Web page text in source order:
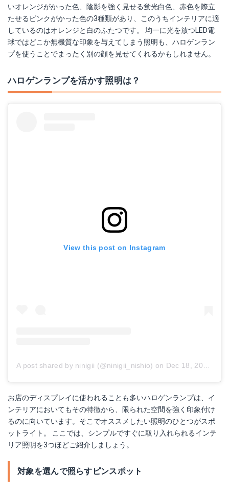
いオレンジがかった色、陰影を強く見せる蛍光白色、赤色を際立
たせるピンクがかった色の3種類があり、このうちインテリアに適
しているのはオレンジと白のふたつです。 均一に光を放つLED電
球ではどこか無機質な印象を与えてしまう照明も、ハロゲンラン
プを使うことでまったく別の顔を見せてくれるかもしれません。
ハロゲンランプを活かす照明は？
View this post on Instagram
A post shared by ninigii (@ninigii_nishio) on Dec 18, 2017 at 7:05am PST
お店のディスプレイに使われることも多いハロゲンランプは、イ
ンテリアにおいてもその特徴から、限られた空間を強く印象付け
るのに向いています。そこでオススメしたい照明のひとつがスポ
ットライト。 ここでは、シンプルですぐに取り入れられるインテ
リア照明を3つほどご紹介しましょう。
対象を選んで照らすピンスポット